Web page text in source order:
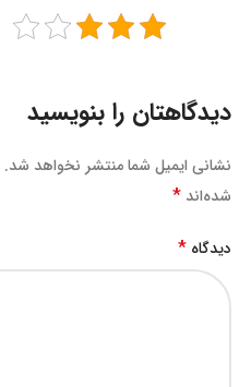
دیدگاهتان را بنویسید
نشانی ایمیل شما منتشر نخواهد شد.
شده‌اند *
دیدگاه *